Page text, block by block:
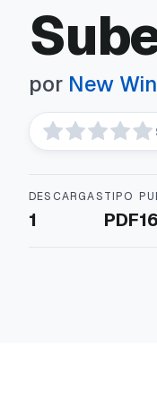
por New
DESCARGAS
1
TIPO
PDF